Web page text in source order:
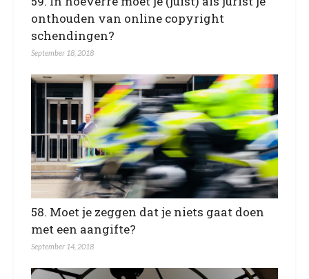
onthouden van online copyright
schendingen?
September 18, 2018
58. Moet je zeggen dat je niets gaat doen
met een aangifte?
September 14, 2018